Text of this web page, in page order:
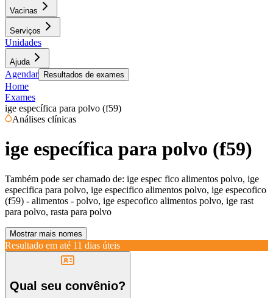
Vacinas
Serviços
Unidades
Ajuda
Agendar Resultados de exames
Home
Exames
ige específica para polvo (f59)
Análises clínicas
ige específica para polvo (f59)
Também pode ser chamado de: ige espec fico alimentos polvo, ige
especifica para polvo, ige especifico alimentos polvo, ige especofico
(f59) - alimentos - polvo, ige especofico alimentos polvo, ige rast
para polvo, rasta para polvo
Mostrar mais nomes
Resultado em até 11 dias úteis
Qual seu convênio?